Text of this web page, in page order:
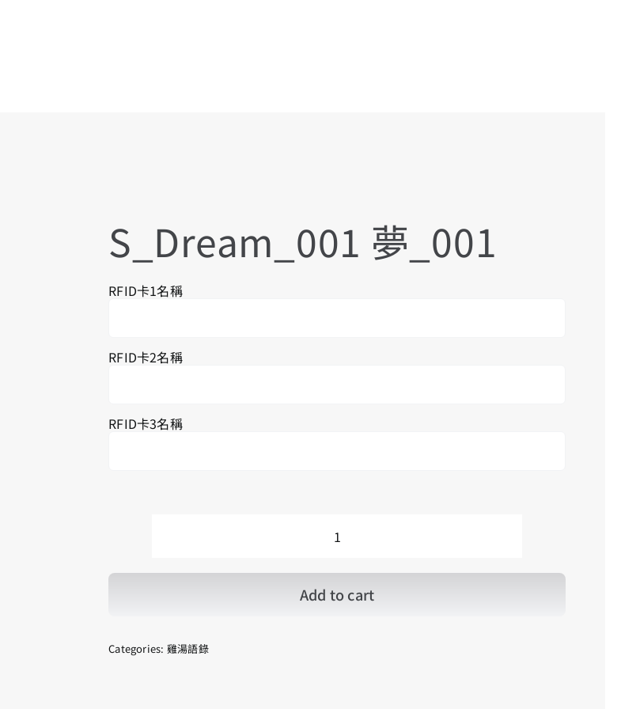
S_Dream_001 夢_001
RFID卡1名稱
RFID卡2名稱
RFID卡3名稱
S_Dream_001
_001
quantity
Add to cart
Categories: 雞湯語錄